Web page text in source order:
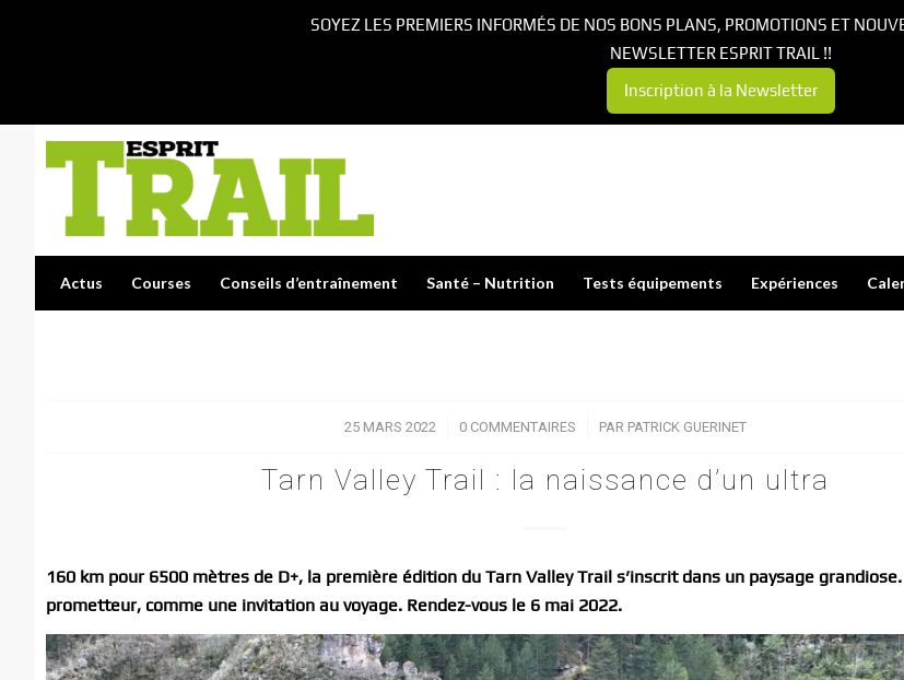
Actus Courses Conseils d’entraînement Santé – Nutrition Tests équipements Expériences
25 MARS 2022
/ 0 COMMENTAIRES
/ PAR PATRICK GUERINET
Tarn Valley Trail : la naissance d’un ultra
160 km pour 6500 mètres de D+, la première édition du Tarn Valley Trail s’inscrit dans un paysage
prometteur, comme une invitation au voyage. Rendez-vous le 6 mai 2022.
SOYEZ LES PREMIERS INFORMÉS DE NOS BONS PLANS, PROMOTIONS ET
NEWSLETTER ESPRIT TRAIL !!
Inscription à la Newsletter